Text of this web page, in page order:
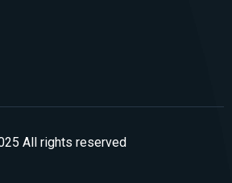
All rights reserved